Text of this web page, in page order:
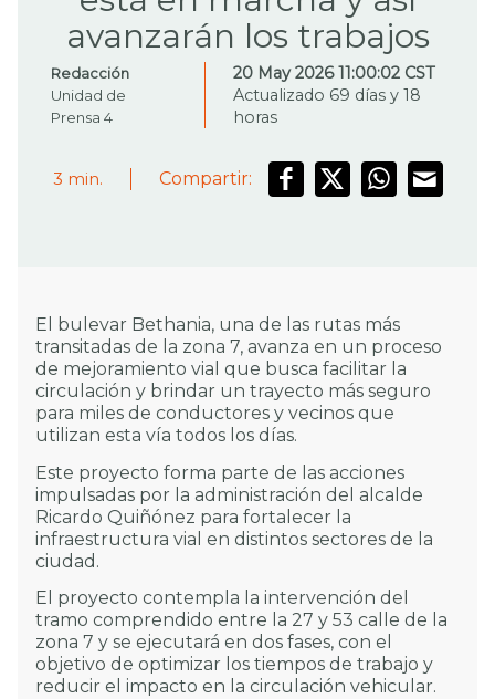
avanzarán los trabajos
Redacción
Unidad de
Prensa 4
20 May 2026 11:00:02 CST
Actualizado 69 días y 18
horas
3 min. Compartir:
El bulevar Bethania, una de las rutas más
transitadas de la zona 7, avanza en un proceso
de mejoramiento vial que busca facilitar la
circulación y brindar un trayecto más seguro
para miles de conductores y vecinos que
utilizan esta vía todos los días.
Este proyecto forma parte de las acciones
impulsadas por la administración del alcalde
Ricardo Quiñónez para fortalecer la
infraestructura vial en distintos sectores de la
ciudad.
El proyecto contempla la intervención del
tramo comprendido entre la 27 y 53 calle de la
zona 7 y se ejecutará en dos fases, con el
objetivo de optimizar los tiempos de trabajo y
reducir el impacto en la circulación vehicular.